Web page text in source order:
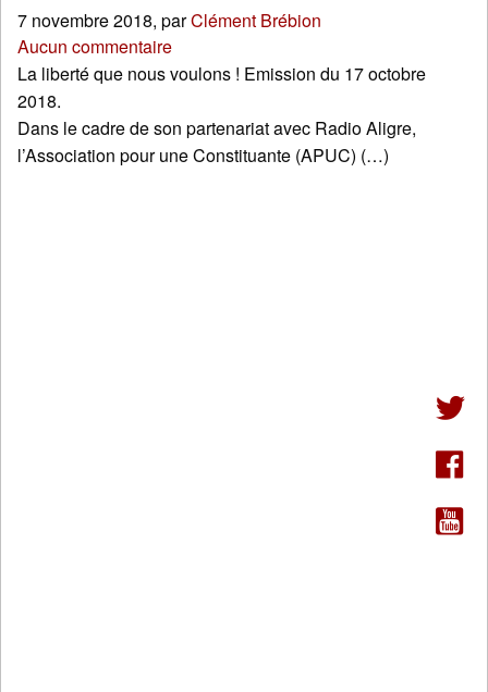
7 novembre 2018, parClément Brébion
Aucun commentaire
La liberté que nous voulons ! Emission du 17 octobre
2018.
Dans le cadre de son partenariat avec Radio Aligre,
l’Association pour une Constituante (APUC) (…)